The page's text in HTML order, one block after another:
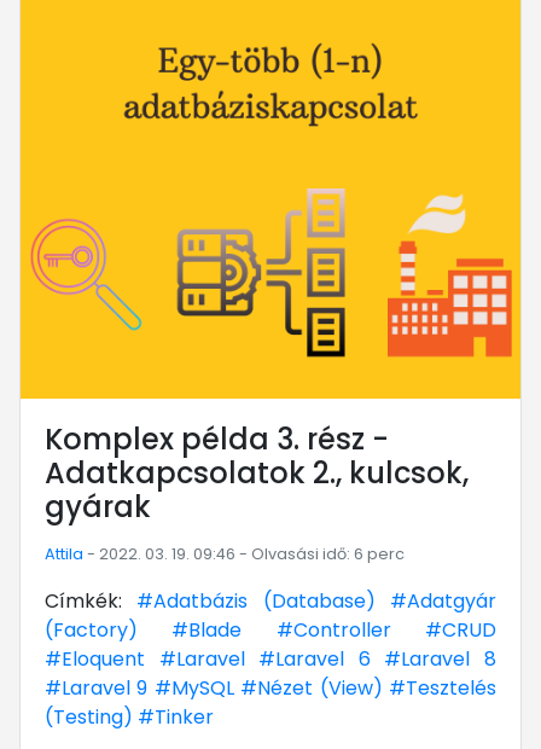
Komplex példa 3. rész -
Adatkapcsolatok 2., kulcsok,
gyárak
Attila - 2022. 03. 19. 09:46 - Olvasási idő: 6 perc
Címkék: #Adatbázis (Database)
#Adatgyár
(Factory)
#Blade #Controller
#CRUD
#Eloquent
#Laravel #Laravel 6 #Laravel 8
#Laravel 9 #MySQL #Nézet (View) #Tesztelés
(Testing) #Tinker